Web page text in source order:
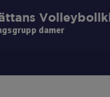
damer